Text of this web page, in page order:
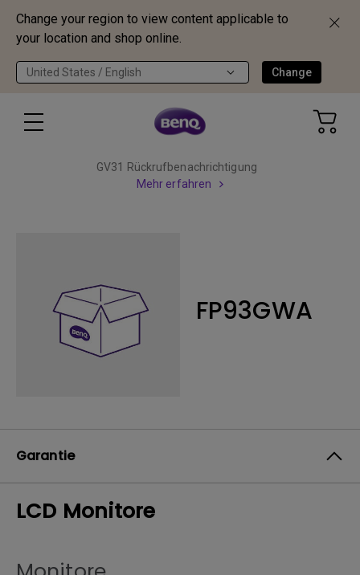
Change your region to view content applicable to
your location and shop online.
United States / English Change
GV31 Rückrufbenachrichtigung
Mehr erfahren
FP93GWA
Garantie
LCD Monitore